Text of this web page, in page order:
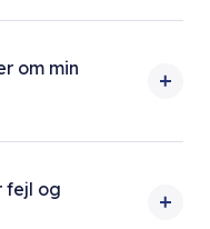
om min
fejl og